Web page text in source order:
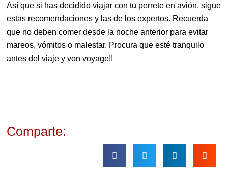
Así que si has decidido viajar con tu perrete en avión, sigue
estas recomendaciones y las de los expertos. Recuerda
que no deben comer desde la noche anterior para evitar
mareos, vómitos o malestar. Procura que esté tranquilo
antes del viaje y von voyage!!
Comparte: